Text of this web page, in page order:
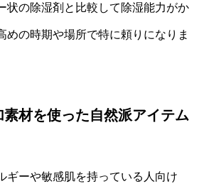
状の除湿剤と比較して除湿能力がか
めの時期や場所で特に頼りになりま
材を使った自然派アイテム
ギーや敏感肌を持っている人向け